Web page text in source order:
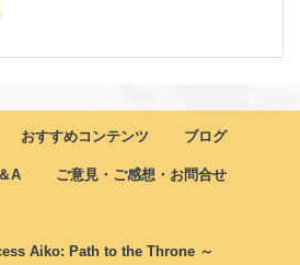
おすすめコンテンツ ブログ
A ご意見・ご感想・お問合せ
Aiko: Path to the Throne ～